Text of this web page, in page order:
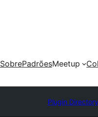
SobrePadrõesMeetup
Plugin Directory